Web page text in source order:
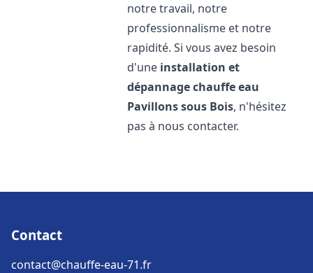
notre travail, notre
professionnalisme et notre
rapidité. Si vous avez besoin
d'une installation et
dépannage chauffe eau
Pavillons sous Bois, n'hésitez
pas à nous contacter.
Contact
contact@chauffe-eau-71.fr